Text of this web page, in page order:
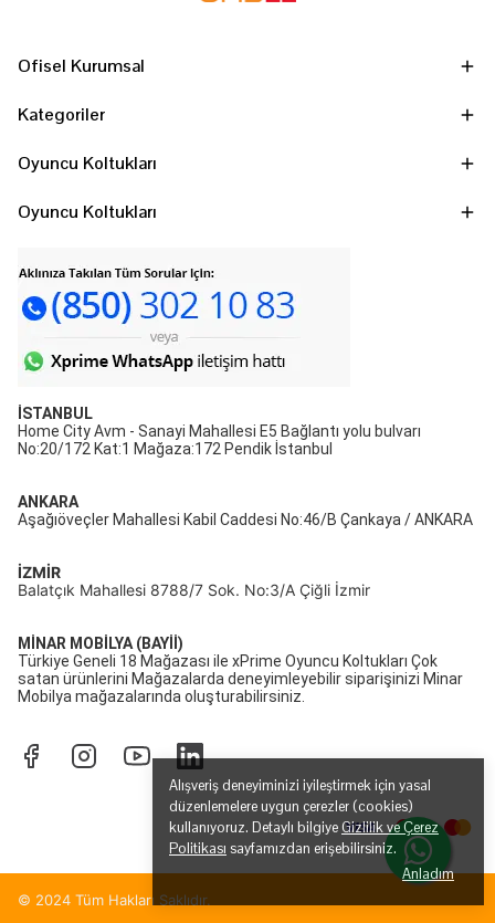
Alışveriş deneyiminizi iyileştirmek için yasal
düzenlemelere uygun çerezler (cookies)
kullanıyoruz. Detaylı bilgiye Gizlilik ve Çerez
Politikası sayfamızdan erişebilirsiniz.
Anladım
Ofisel Kurumsal
Kategoriler
Oyuncu Koltukları
Oyuncu Koltukları
İSTANBUL
Home City Avm - Sanayi Mahallesi E5 Bağlantı yolu bulvarı
No:20/172 Kat:1 Mağaza:172 Pendik İstanbul
ANKARA
Aşağıöveçler Mahallesi Kabil Caddesi No:46/B Çankaya / ANKARA
İZMİR
Balatçık Mahallesi 8788/7 Sok. No:3/A Çiğli İzmir
MİNAR MOBİLYA (BAYİİ)
Türkiye Geneli 18 Mağazası ile xPrime Oyuncu Koltukları Çok
satan ürünlerini Mağazalarda deneyimleyebilir siparişinizi Minar
Mobilya mağazalarında oluşturabilirsiniz.
© 2024 Tüm Hakları Saklıdır.